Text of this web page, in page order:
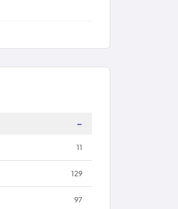
−
11
129
97